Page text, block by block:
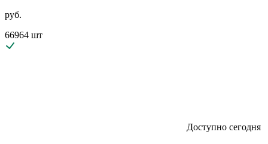
руб.
66964 шт
Доступно сегодня